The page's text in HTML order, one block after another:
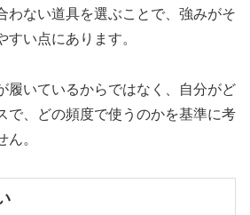
わない道具を選ぶことで、強みがそ
い点にあります。
履いているからではなく、自分がど
で、どの頻度で使うのかを基準に考
ん。